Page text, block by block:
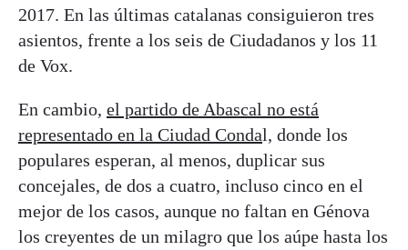
2017. En las últimas catalanas consiguieron tres
asientos, frente a los seis de Ciudadanos y los 11
de Vox.
En cambio, el partido de Abascal no está
representado en la Ciudad Condal, donde los
populares esperan, al menos, duplicar sus
concejales, de dos a cuatro, incluso cinco en el
mejor de los casos, aunque no faltan en Génova
los creyentes de un milagro que los aúpe hasta los